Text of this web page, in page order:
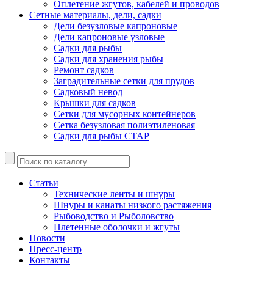
Оплетение жгутов, кабелей и проводов
Сетные материалы, дели, садки
Дели безузловые капроновые
Дели капроновые узловые
Садки для рыбы
Садки для хранения рыбы
Ремонт садков
Заградительные сетки для прудов
Садковый невод
Крышки для садков
Сетки для мусорных контейнеров
Сетка безузловая полиэтиленовая
Садки для рыбы СТАР
Статьи
Технические ленты и шнуры
Шнуры и канаты низкого растяжения
Рыбоводство и Рыболовство
Плетенные оболочки и жгуты
Новости
Пресс-центр
Контакты